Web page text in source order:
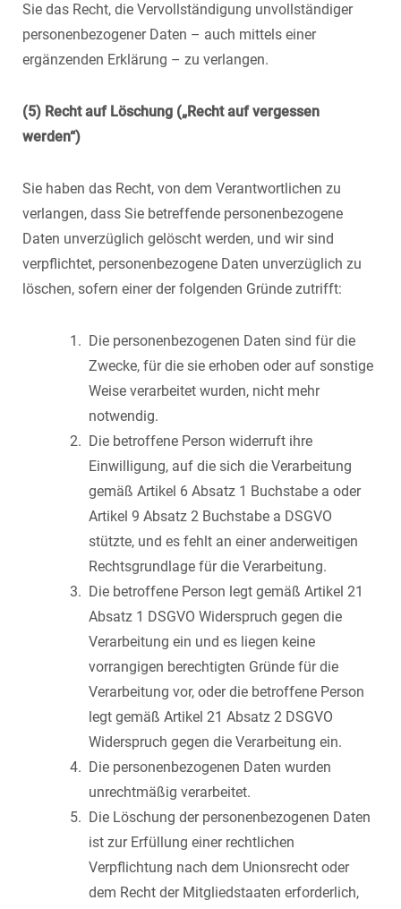
Sie das Recht, die Vervollständigung unvollständiger
personenbezogener Daten – auch mittels einer
ergänzenden Erklärung – zu verlangen.
(5) Recht auf Löschung („Recht auf vergessen
werden“)
Sie haben das Recht, von dem Verantwortlichen zu
verlangen, dass Sie betreffende personenbezogene
Daten unverzüglich gelöscht werden, und wir sind
verpflichtet, personenbezogene Daten unverzüglich zu
löschen, sofern einer der folgenden Gründe zutrifft:
Die personenbezogenen Daten sind für die
Zwecke, für die sie erhoben oder auf sonstige
Weise verarbeitet wurden, nicht mehr
notwendig.
Die betroffene Person widerruft ihre
Einwilligung, auf die sich die Verarbeitung
gemäß Artikel 6 Absatz 1 Buchstabe a oder
Artikel 9 Absatz 2 Buchstabe a DSGVO
stützte, und es fehlt an einer anderweitigen
Rechtsgrundlage für die Verarbeitung.
Die betroffene Person legt gemäß Artikel 21
Absatz 1 DSGVO Widerspruch gegen die
Verarbeitung ein und es liegen keine
vorrangigen berechtigten Gründe für die
Verarbeitung vor, oder die betroffene Person
legt gemäß Artikel 21 Absatz 2 DSGVO
Widerspruch gegen die Verarbeitung ein.
Die personenbezogenen Daten wurden
unrechtmäßig verarbeitet.
Die Löschung der personenbezogenen Daten
ist zur Erfüllung einer rechtlichen
Verpflichtung nach dem Unionsrecht oder
dem Recht der Mitgliedstaaten erforderlich,